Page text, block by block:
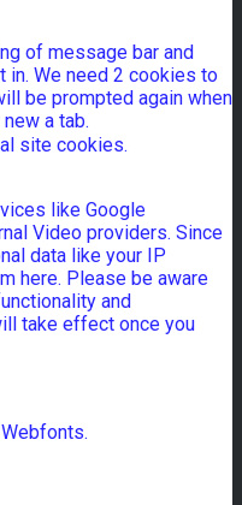
of message bar and
We need 2 cookies to
be prompted again when
a tab.
site cookies.
like Google
Video providers. Since
data like your IP
here. Please be aware
and
take effect once you